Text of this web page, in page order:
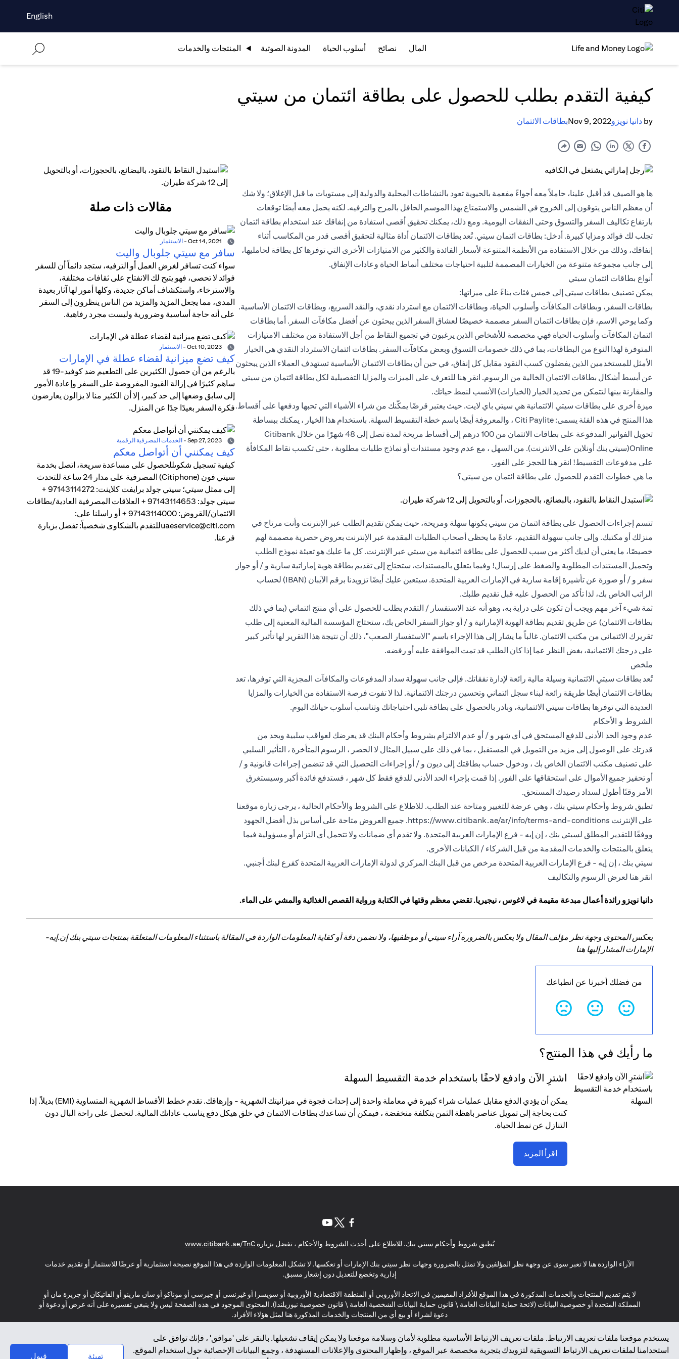
English
المال نصائح أسلوب الحياة المدونة الصوتية المنتجات والخدمات
كيفية التقدم بطلب للحصول على بطاقة ائتمان من سيتي
by دانيا نويزوNov 9, 2022بطاقات الائتمان
ها هو الصيف قد أقبل علينا، حاملاً معه أجواءً مفعمة بالحيوية تعود بالنشاطات المحلية والدولية إلى مستويات ما قبل الإغلاق؛ ولا شك
أن معظم الناس يتوقون إلى الخروج في الشمس والاستمتاع بهذا الموسم الحافل بالمرح والترفيه. لكنه يحمل معه أيضًا توقعات
بارتفاع تكاليف السفر والتسوق وحتى النفقات اليومية. ومع ذلك، يمكنك تحقيق أقصى استفادة من إنفاقك عند استخدام بطاقة ائتمان
تجلب لك فوائد ومزايا كبيرة. أدخل: بطاقات ائتمان سيتي. تُعد بطاقات الائتمان أداة مثالية لتحقيق أقصى قدر من المكاسب أثناء
إنفاقك، وذلك من خلال الاستفادة من الأنظمة المتنوعة لأسعار الفائدة والكثير من الامتيازات الأخرى التي توفرها كل بطاقة لحامليها،
إلى جانب مجموعة متنوعة من الخيارات المصممة لتلبية احتياجات مختلف أنماط الحياة وعادات الإنفاق.
أنواع بطاقات ائتمان سيتي
يمكن تصنيف بطاقات سيتي إلى خمس فئات بناءً على ميزاتها:
بطاقات السفر، وبطاقات المكافآت وأسلوب الحياة، وبطاقات الائتمان مع استرداد نقدي، والنقد السريع، وبطاقات الائتمان الأساسية.
وكما يوحي الاسم، فإن بطاقات ائتمان السفر مصممة خصيصًا لعشاق السفر الذين يبحثون عن أفضل مكافآت السفر. أما بطاقات
ائتمان المكافآت وأسلوب الحياة فهي مخصصة للأشخاص الذين يرغبون في تجميع النقاط من أجل الاستفادة من مختلف الامتيازات
المتوفرة لهذا النوع من البطاقات، بما في ذلك خصومات التسوق وبعض مكافآت السفر. بطاقات ائتمان الاسترداد النقدي هي الخيار
الأمثل للمستخدمين الذين يفضلون كسب النقود مقابل كل إنفاق، في حين أن بطاقات الائتمان الأساسية تستهدف العملاء الذين يبحثون
عن أبسط أشكال بطاقات الائتمان الخالية من الرسوم. انقر هنا للتعرف على الميزات والمزايا التفصيلية لكل بطاقة ائتمان من سيتي
والمقارنة بينها لتتمكن من تحديد الخيار (الخيارات) الأنسب لنمط حياتك.
ميزة أخرى على بطاقات سيتي الائتمانية هي سيتي باي لايت. حيث يعتبر قرضًا يمكّنك من شراء الأشياء التي تحبها ودفعها على أقساط.
هذا المنتج في هذه الفئة يسمى: Citi Paylite ، والمعروفة أيضًا باسم خطة التقسيط السهلة. باستخدام هذا الخيار ، يمكنك ببساطة
تحويل الفواتير المدفوعة على بطاقات الائتمان من 100 درهم إلى أقساط مريحة لمدة تصل إلى 48 شهرًا من خلال Citibank
Online(سيتي بنك أونلاين على الانترنت). من السهل ، مع عدم وجود مستندات أو نماذج طلبات مطلوبة ، حتى تكسب نقاط المكافأة
على مدفوعات التقسيط! انقر هنا للحجز على الفور.
ما هي خطوات التقدم للحصول على بطاقة ائتمان من سيتي؟
تتسم إجراءات الحصول على بطاقة ائتمان من سيتي بكونها سهلة ومريحة، حيث يمكن تقديم الطلب عبر الإنترنت وأنت مرتاح في
منزلك أو مكتبك. وإلى جانب سهولة التقديم، عادةً ما يحظى أصحاب الطلبات المقدمة عبر الإنترنت بعروض حصرية مصممة لهم
خصيصًا، ما يعني أن لديك أكثر من سبب للحصول على بطاقة ائتمانية من سيتي عبر الإنترنت. كل ما عليك هو تعبئة نموذج الطلب
وتحميل المستندات المطلوبة والضغط على إرسال! وفيما يتعلق بالمستندات، ستحتاج إلى تقديم بطاقة هوية إماراتية سارية و / أو جواز
سفر و / أو صورة عن تأشيرة إقامة سارية في الإمارات العربية المتحدة. سيتعين عليك أيضًا تزويدنا برقم الآيبان (IBAN) لحساب
الراتب الخاص بك، لذا تأكد من الحصول عليه قبل تقديم طلبك.
ثمة شيء آخر مهم ويجب أن تكون على دراية به، وهو أنه عند الاستفسار / التقدم بطلب للحصول على أي منتج ائتماني (بما في ذلك
بطاقات الائتمان) عن طريق تقديم بطاقة الهوية الإماراتية و / أو جواز السفر الخاص بك، ستحتاج المؤسسة المالية المعنية إلى طلب
تقريرك الائتماني من مكتب الائتمان. غالباً ما يشار إلى هذا الإجراء باسم "الاستفسار الصعب"، ذلك أن نتيجة هذا التقرير لها تأثير كبير
على درجتك الائتمانية، بغض النظر عما إذا كان الطلب قد تمت الموافقة عليه أو رفضه.
ملخص
تُعد بطاقات سيتي الائتمانية وسيلة مالية رائعة لإدارة نفقاتك. فإلى جانب سهولة سداد المدفوعات والمكافآت المجزية التي توفرها، تعد
بطاقات الائتمان أيضًا طريقة رائعة لبناء سجل ائتماني وتحسين درجتك الائتمانية. لذا لا تفوت فرصة الاستفادة من الخيارات والمزايا
العديدة التي توفرها بطاقات سيتي الائتمانية، وبادر بالحصول على بطاقة تلبي احتياجاتك وتناسب أسلوب حياتك اليوم.
الشروط و الأحكام
عدم وجود الحد الأدنى للدفع المستحق في أي شهر و / أو عدم الالتزام بشروط وأحكام البنك قد يعرضك لعواقب سلبية ويحد من
قدرتك على الوصول إلى مزيد من التمويل في المستقبل ، بما في ذلك على سبيل المثال لا الحصر ، الرسوم المتأخرة ، التأثير السلبي
على تصنيف مكتب الائتمان الخاص بك ، ودخول حساب بطاقتك إلى ديون و / أو إجراءات التحصيل التي قد تتضمن إجراءات قانونية و /
أو تحفيز جميع الأموال على استحقاقها على الفور. إذا قمت بإجراء الحد الأدنى للدفع فقط كل شهر ، فستدفع فائدة أكبر وسيستغرق
الأمر وقتًا أطول لسداد رصيدك المستحق.
تطبق شروط وأحكام سيتي بنك ، وهي عرضة للتغيير ومتاحة عند الطلب. للاطلاع على الشروط والأحكام الحالية ، يرجى زيارة موقعنا
على الإنترنت https://www.citibank.ae/ar/info/terms-and-conditions. جميع العروض متاحة على أساس بذل أفضل الجهود
ووفقًا للتقدير المطلق لسيتي بنك ، إن إيه - فرع الإمارات العربية المتحدة. ولا تقدم أي ضمانات ولا تتحمل أي التزام أو مسؤولية فيما
يتعلق بالمنتجات والخدمات المقدمة من قبل الشركاء / الكيانات الأخرى.
سيتي بنك ، إن إيه - فرع الإمارات العربية المتحدة مرخص من قبل البنك المركزي لدولة الإمارات العربية المتحدة كفرع لبنك أجنبي.
انقر هنا لعرض الرسوم والتكاليف
مقالات ذات صلة
- الاستثمار
سافر مع سيتي جلوبال واليت
سواء كنت تسافر لغرض العمل أو الترفيه، ستجد دائماً أن للسفر
فوائد لا تحصى، فهو يتيح لك الانفتاح على ثقافات مختلفة،
والاسترخاء، واستكشاف أماكن جديدة، وكلها أمور لها آثار بعيدة
المدى، مما يجعل المزيد والمزيد من الناس ينظرون إلى السفر
على أنه حاجة أساسية وضرورية وليست مجرد رفاهية.
- الاستثمار
كيف تضع ميزانية لقضاء عطلة في الإمارات
بالرغم من أن حصول الكثيرين على التطعيم ضد كوفيد-19 قد
ساهم كثيرًا في إزالة القيود المفروضة على السفر وإعادة الأمور
إلى سابق وضعها إلى حد كبير، إلا أن الكثير منا لا يزالون يعارضون
فكرة السفر بعيدًا جدًا عن المنزل.
- الخدمات المصرفية الرقمية
كيف يمكنني أن أتواصل معكم
كيفية تسجيل شكوىللحصول على مساعدة سريعة، اتصل بخدمة
سيتي فون (Citiphone) المصرفية على مدار 24 ساعة للتحدث
إلى ممثل سيتي؛ سيتي جولد برايفت كلاينت: 97143114272 +
سيتي جولد: 97143114653 + العلاقات المصرفية العادية/بطاقات
الائتمان/القروض: 97143114000 + أو راسلنا على:
uaeservice@citi.comللتقدم بالشكاوى شخصياً: تفضل بزيارة
فرعنا.
دانيا نويزو رائدة أعمال مبدعة مقيمة في لاغوس ، نيجيريا. تقضي معظم وقتها في الكتابة ورواية القصص الغذائية والمشي على الماء.
يعكس المحتوى وجهة نظر مؤلف المقال ولا يعكس بالضرورة آراء سيتي أو موظفيها، ولا نضمن دقة أو كفاية المعلومات الواردة في المقالة باستثناء المعلومات المتعلقة بمنتجات سيتي بنك إن.إيه-
الإمارات المشار إليها هنا
من فضلك أخبرنا عن انطباعك
ما رأيك في هذا المنتج؟
اشترِ الآن وادفع لاحقًا باستخدام خدمة التقسيط السهلة
يمكن أن يؤدي الدفع مقابل عمليات شراء كبيرة في معاملة واحدة إلى إحداث فجوة في ميزانيتك الشهرية - وإرهاقك. تقدم خطط الأقساط الشهرية المتساوية (EMI) بديلاً. إذا
كنت بحاجة إلى تمويل عناصر باهظة الثمن بتكلفة منخفضة ، فيمكن أن تساعدك بطاقات الائتمان في خلق هيكل دفع يناسب عاداتك المالية. لتحصل على راحة البال دون
التنازل عن نمط الحياة.
اقرأ المزيد
يستخدم موقعنا ملفات تعريف الارتباط. ملفات تعريف الارتباط الأساسية مطلوبة لأمان وسلامة موقعنا ولا يمكن إيقاف تشغيلها. بالنقر على 'موافق' ، فإنك توافق على
استخدامنا لملفات تعريف الارتباط التسويقية لتزويدك بتجربة مخصصة عبر الموقع ، وإظهار المحتوى والإعلانات المستهدفة ، وجمع البيانات الإحصائية حول استخدام الموقع.
تهيئة قبول
تُطبق شروط وأحكام سيتي بنك. للاطلاع على أحدث الشروط والأحكام ، تفضل بزيارةwww.citibank.ae/TnC
(opens in a new tab)
الآراء الواردة هنا لا تعبر سوى عن وجهة نظر المؤلفين ولا تمثل بالضرورة وجهات نظر سيتي بنك الإمارات أو تعكسها. لا تشكل المعلومات الواردة في هذا الموقع نصيحة استثمارية أو عرضًا للاستثمار أو تقديم خدمات
إدارية وتخضع للتعديل دون إشعار مسبق.
لا يتم تقديم المنتجات والخدمات المذكورة في هذا الموقع للأفراد المقيمين في الاتحاد الأوروبي أو المنطقة الاقتصادية الأوروبية أو سويسرا أو غيرنسي أو جيرسي أو موناكو أو سان مارينو أو الفاتيكان أو جزيرة مان أو
المملكة المتحدة أو خصوصية البيانات (لائحة حماية البيانات العامة \ قانون حماية البيانات الشخصية العامة \ قانون خصوصية نيوزيلندا). المحتوى الموجود في هذه الصفحة ليس ولا ينبغي تفسيره على أنه عرض أو دعوة أو
دعوة لشراء أو بيع أي من المنتجات والخدمات المذكورة هنا لمثل هؤلاء الأفراد.
*GDPR – اللائحة العامة لحماية البيانات؛ * LGPD – Lei Geral de Proteção de Dados Pessoais ; *NZPA – قانون الخصوصية النيوزيلندي